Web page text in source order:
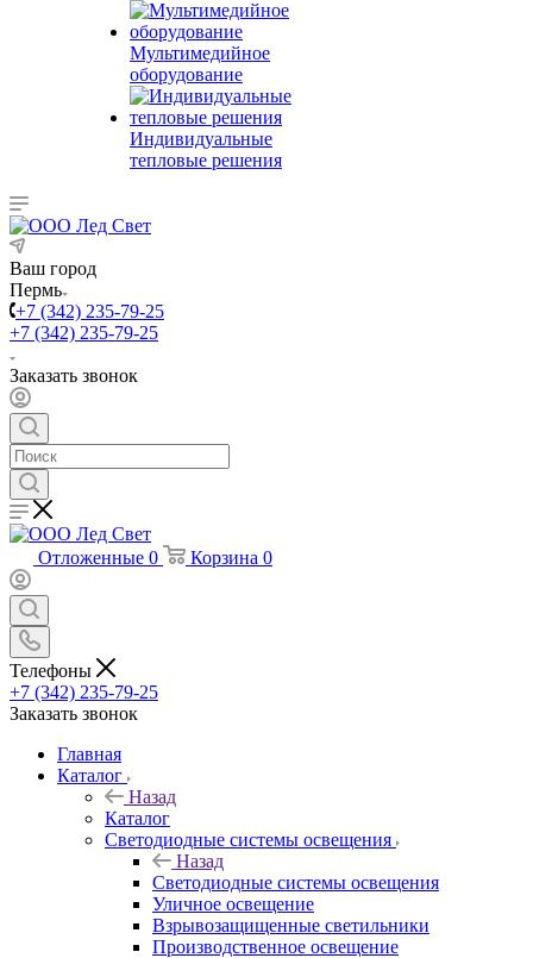
Мультимедийное
оборудование
Индивидуальные
тепловые решения
Ваш город
Пермь
+7 (342) 235-79-25
+7 (342) 235-79-25
Заказать звонок
Отложенные 0 Корзина 0
Телефоны
+7 (342) 235-79-25
Заказать звонок
Главная
Каталог
Назад
Каталог
Светодиодные системы освещения
Назад
Светодиодные системы освещения
Уличное освещение
Взрывозащищенные светильники
Производственное освещение